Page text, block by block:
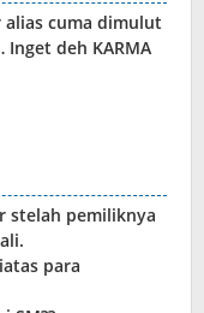
alias cuma dimulut
Inget deh KARMA
stelah pemiliknya
para